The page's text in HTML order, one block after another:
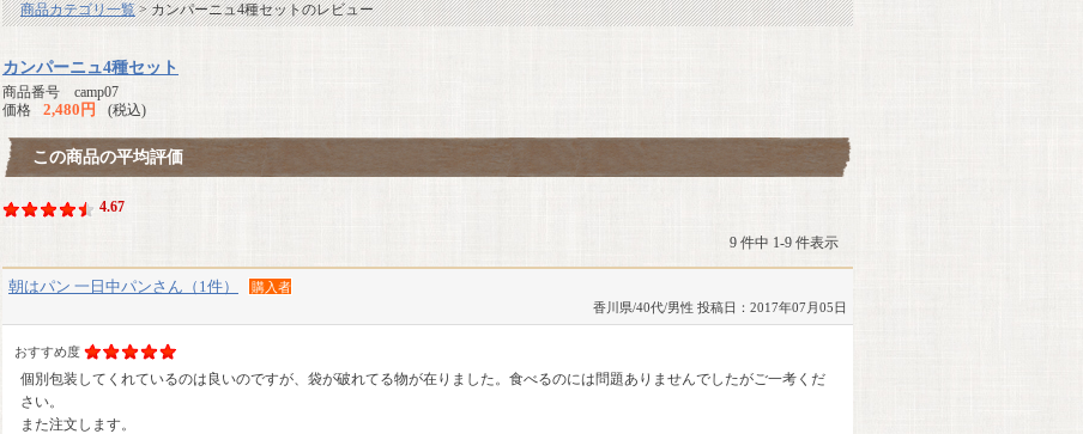
商品カテゴリ一覧> カンパーニュ4種セットのレビュー
カンパーニュ4種セット
商品番号 camp07
価格
2,480円 (税込)
この商品の平均評価
4.67
9 件中 1-9 件表示
朝はパン 一日中パンさん（1件）
購入者
香川県/40代/男性 投稿日：2017年07月05日
おすすめ度
個別包装してくれているのは良いのですが、袋が破れてる物が在りました。食べるのには問題ありませんでしたがご一考くだ
さい。
また注文します。